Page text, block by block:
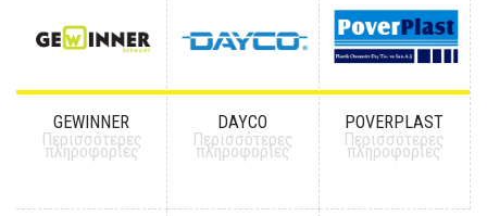
GEWINNER
Περισσότερες
πληροφορίες
DAYCO
Περισσότερες
πληροφορίες
POVERPLAST
Περισσότερες
πληροφορίες